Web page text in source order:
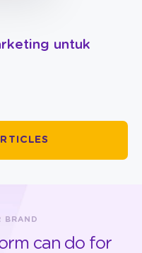
untuk
BRAND
can do for